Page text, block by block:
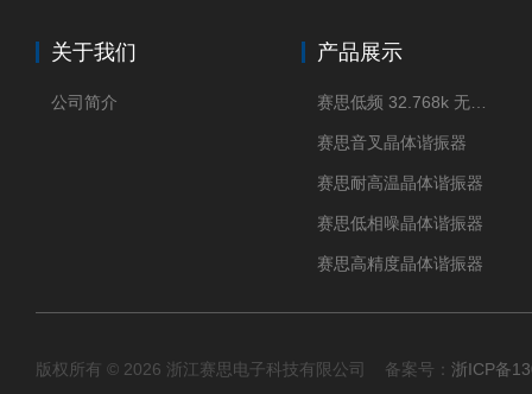
关于我们
公司简介
产品展示
赛思音叉晶体谐振器
赛思耐高温晶体谐振器
赛思低相噪晶体谐振器
赛思高精度晶体谐振器
版权所有 © 2026 浙江赛思电子科技有限公司 备案号： 浙ICP备